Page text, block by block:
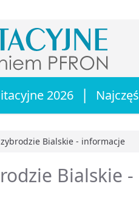
2026 |
Bialskie - informacje
Bialskie